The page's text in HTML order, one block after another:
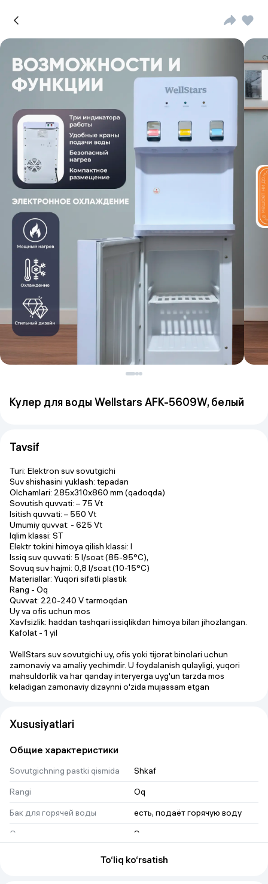
Кулер для воды Wellstars AFK-5609W, белый
Tavsif
Turi: Elektron suv sovutgichi
Suv shishasini yuklash: tepadan
Olchamlari: 285x310x860 mm (qadoqda)
Sovutish quvvati: – 75 Vt
Isitish quvvati: – 550 Vt
Umumiy quvvat: - 625 Vt
Iqlim klassi: ST
Elektr tokini himoya qilish klassi: I
Issiq suv quvvati: 5 l/soat (85-95°C),
Sovuq suv hajmi: 0,8 l/soat (10-15°C)
Materiallar: Yuqori sifatli plastik
Rang - Oq
Quvvat: 220-240 V tarmoqdan
Uy va ofis uchun mos
Xavfsizlik: haddan tashqari issiqlikdan himoya bilan jihozlangan.
Kafolat - 1 yil
WellStars suv sovutgichi uy, ofis yoki tijorat binolari uchun
zamonaviy va amaliy yechimdir. U foydalanish qulayligi, yuqori
mahsuldorlik va har qanday interyerga uyg'un tarzda mos
keladigan zamonaviy dizaynni o'zida mujassam etgan
Xususiyatlari
Общие характеристики
Sovutgichning pastki qismida
Shkaf
Rangi
Oq
Бак для горячей воды
есть, подаёт горячую воду
Охлаждение
Электронное охлаждения
Гарантийный срок 13 месяцев
To‘liq ko‘rsatish